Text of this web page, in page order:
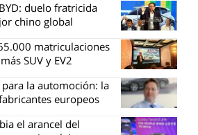
duelo fratricida
chino global
matriculaciones
SUV y EV2
la automoción: la
europeos
el arancel del